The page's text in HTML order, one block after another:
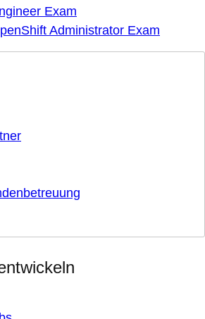
Exam
Administrator Exam